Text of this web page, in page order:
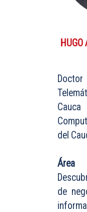
HUGO
del
de